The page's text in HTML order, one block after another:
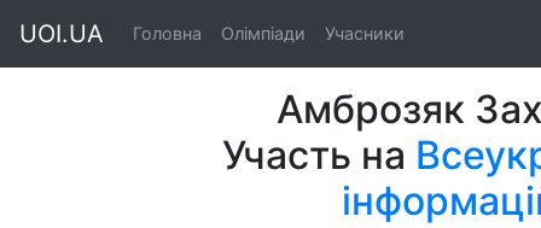
UOI.UA Головна Олімпіади Учасники
Амброзяк
Участь на